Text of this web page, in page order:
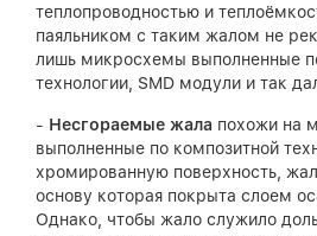
теплопроводностью и
паяльником с таким жалом не
лишь микросхемы выполненные
технологии, SMD модули и так
- Несгораемые жала похожи на
выполненные по композитной
хромированную поверхность,
основу которая покрыта слоем
Однако, чтобы жало служило